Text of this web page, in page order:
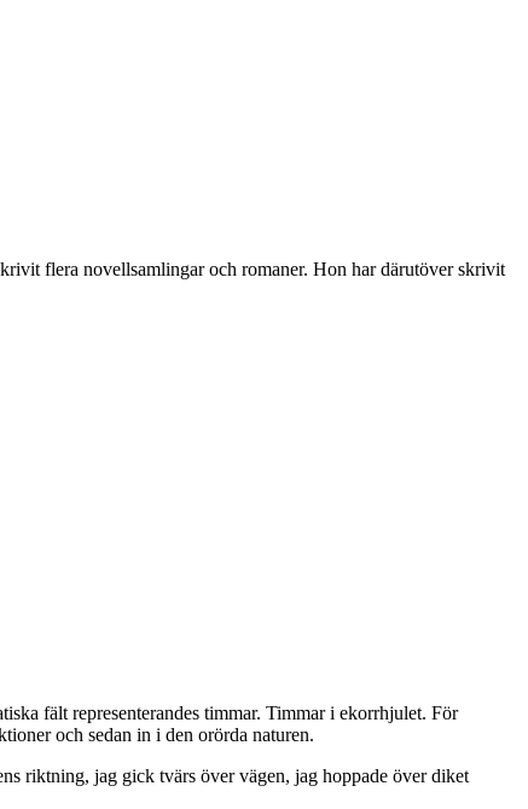
flera novellsamlingar och romaner. Hon har därutöver skrivit
fält representerandes timmar. Timmar i ekorrhjulet. För
och sedan in i den orörda naturen.
riktning, jag gick tvärs över vägen, jag hoppade över diket